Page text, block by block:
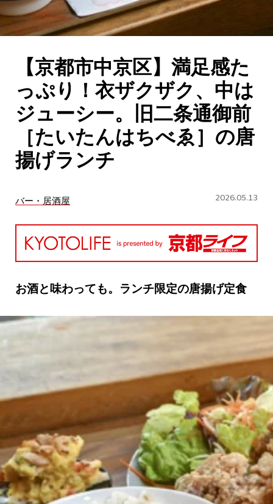
SERIES
CULTURE
ABOUT US
Instagram
チケットプレゼント応募
MAIN MENU
SERIES
京都おやつクラブ
私と店のはなし
今月の京みやげ
京都の書店
【京都市中京区】満足感た
っぷり！衣ザクザク、中は
ジューシー。旧二条通御前
［たいたんはちべゑ］の唐
揚げランチ
バー・居酒屋 2026.05.13
お酒と味わっても。ランチ限定の唐揚げ定食